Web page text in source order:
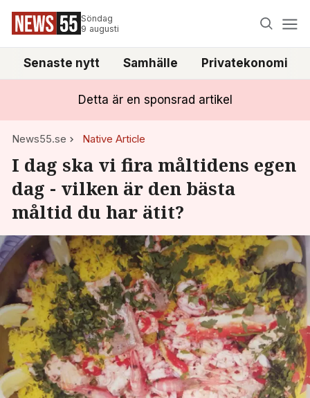
Söndag
9 augusti
Senaste nytt Samhälle Privatekonomi
Detta är en sponsrad artikel
News55.se Native Article
I dag ska vi fira måltidens egen
dag - vilken är den bästa
måltid du har ätit?